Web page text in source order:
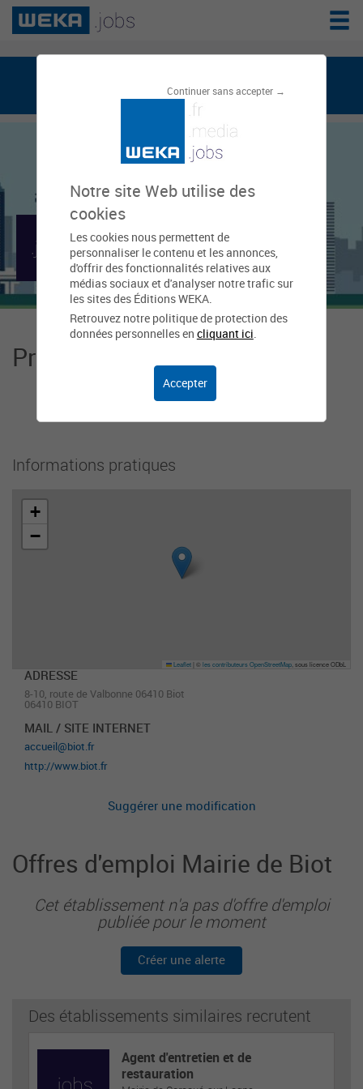
Continuer sans accepter →
Notre site Web utilise des
cookies
Les cookies nous permettent de
personnaliser le contenu et les annonces,
d'offrir des fonctionnalités relatives aux
médias sociaux et d'analyser notre trafic sur
les sites des Éditions WEKA.
Retrouvez notre politique de protection des
données personnelles en cliquant ici.
Accepter
weka.jobs, le réseau de l'emploi public
Mairie de Biot
Présentation Mairie de Biot
Cet organisme n'a pas encore ajouté de
Informations pratiques
+
−
Leaflet ©les contributeurs OpenStreetMap , sous licence ODbL
ADRESSE
8-10, route de Valbonne 06410 Biot
06410 BIOT
MAIL / SITE INTERNET
accueil@biot.fr
http://www.biot.fr
Suggérer une modification
Offres d'emploi Mairie de Biot
Cet établissement n'a pas d'offre d'emploi
publiée pour le moment
Créer une alerte
Des établissements similaires recrutent
Agent d'entretien et de
restauration